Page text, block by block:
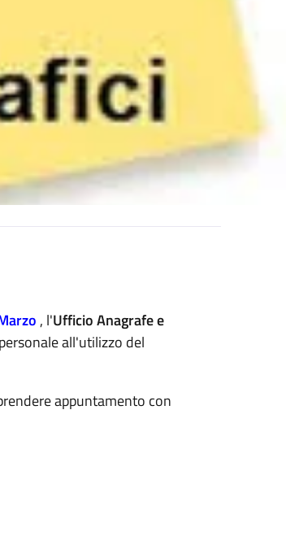
, l'Ufficio Anagrafe e
all'utilizzo del
appuntamento con